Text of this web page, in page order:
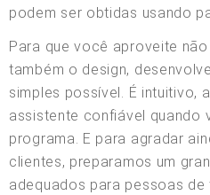
podem ser obtidas usando
Para que você aproveite
também o design,
simples possível. É intuitivo,
assistente confiável quando
programa. E para agradar
clientes, preparamos um
adequados para pessoas